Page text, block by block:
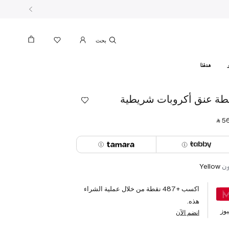
هدفنا
عنق أكروبات شريطية
⃁
Yellow
اكسب +487 نقطة من خلال عملية الشراء
هذه.
انضم الآن